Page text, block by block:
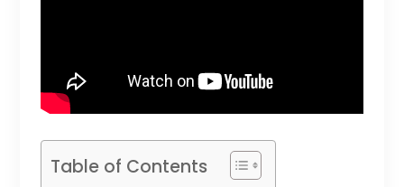
Table of Contents